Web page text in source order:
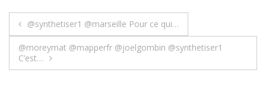
Navigation
de
l’article
@synthetiser1 @marseille Pour ce qui…
@moreymat @mapperfr @joelgombin @synthetiser1
C’est…